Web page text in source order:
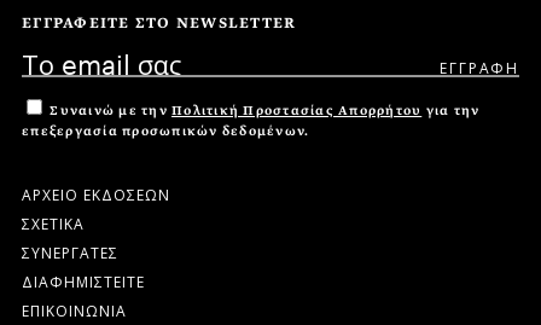
ΕΓΓΡΑΦΕΙΤΕ ΣΤΟ NEWSLETTER
Συναινώ με την Πολιτική Προστασίας Απορρήτου για την
επεξεργασία προσωπικών δεδομένων.
ΑΡΧΕΙΟ ΕΚΔΟΣΕΩΝ
ΣΧΕΤΙΚΑ
ΣΥΝΕΡΓΑΤΕΣ
ΔΙΑΦΗΜΙΣΤΕΙΤΕ
ΕΠΙΚΟΙΝΩΝΙΑ